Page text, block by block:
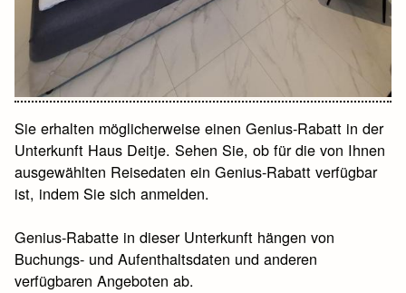
Sie erhalten möglicherweise einen Genius-Rabatt in der
Unterkunft Haus Deitje. Sehen Sie, ob für die von Ihnen
ausgewählten Reisedaten ein Genius-Rabatt verfügbar
ist, indem Sie sich anmelden.
Genius-Rabatte in dieser Unterkunft hängen von
Buchungs- und Aufenthaltsdaten und anderen
verfügbaren Angeboten ab.